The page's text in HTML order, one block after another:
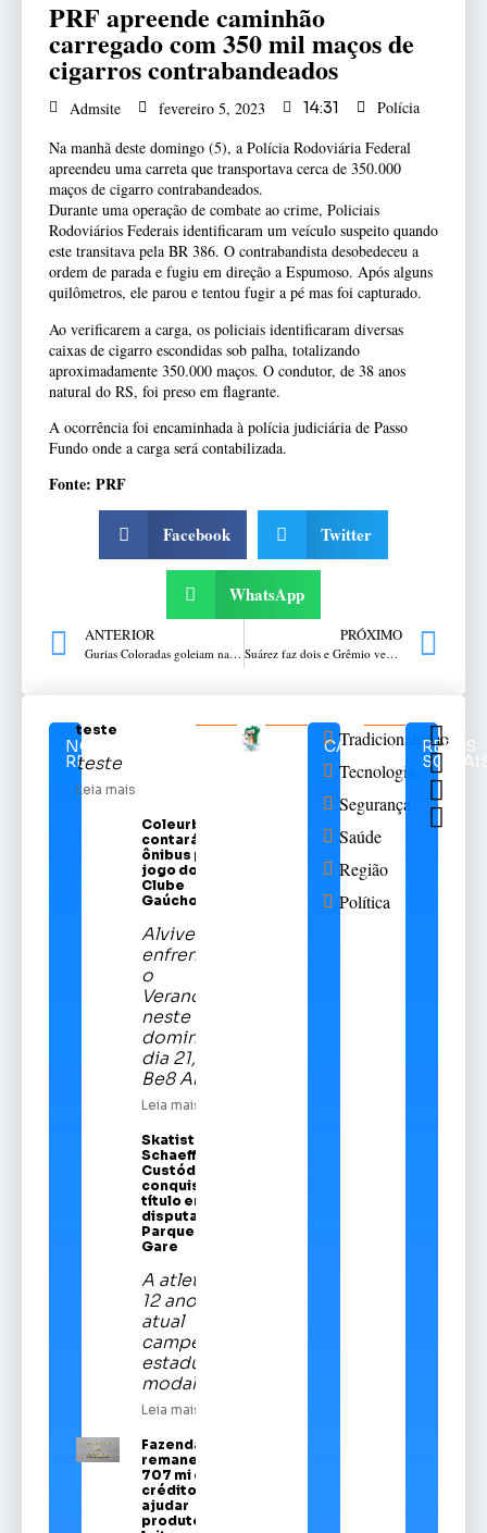
PRF apreende caminhão
carregado com 350 mil maços de
cigarros contrabandeados
Admsite fevereiro 5, 2023 14:31
Polícia
Na manhã deste domingo (5), a Polícia Rodoviária Federal
apreendeu uma carreta que transportava cerca de 350.000
maços de cigarro contrabandeados.
Durante uma operação de combate ao crime, Policiais
Rodoviários Federais identificaram um veículo suspeito quando
este transitava pela BR 386. O contrabandista desobedeceu a
ordem de parada e fugiu em direção a Espumoso. Após alguns
quilômetros, ele parou e tentou fugir a pé mas foi capturado.
Ao verificarem a carga, os policiais identificaram diversas
caixas de cigarro escondidas sob palha, totalizando
aproximadamente 350.000 maços. O condutor, de 38 anos
natural do RS, foi preso em flagrante.
A ocorrência foi encaminhada à polícia judiciária de Passo
Fundo onde a carga será contabilizada.
Fonte: PRF
Facebook Twitter
WhatsApp
ANTERIOR
Gurias Coloradas goleiam na abertura da Supercopa do Brasil Feminina
PRÓXIMO
Suárez faz dois e Grêmio vence para manter liderança no Gaúcho
NOTÍCIAS
RELACIONADAS
teste
teste
Leia mais
Coleurb
contará com
ônibus para
jogo do Sport
Clube
Gaúcho
Alviverde
enfrentará
o
Veranópolis
neste
domingo,
dia 21, na
Be8 Arena
Leia mais
Skatista Alice
Schaeffer
Custódio
conquista
título em
disputa no
Parque da
Gare
A atleta de
12 anos é a
atual
campeã
estadual da
modalidade
Leia mais
Fazenda
remaneja R$
707 mi em
crédito para
ajudar
produtores de
CATEGORIAS
Tradicionalismo
Tecnologia
Segurança
Saúde
Região
Política
REDES